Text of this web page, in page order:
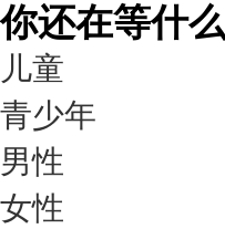
我要咨询
擅长： 王艳琼 门诊主任 专家介绍：毕
你还在等什
儿童
青少年
男性
女性